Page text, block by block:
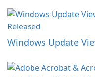
Windows Update